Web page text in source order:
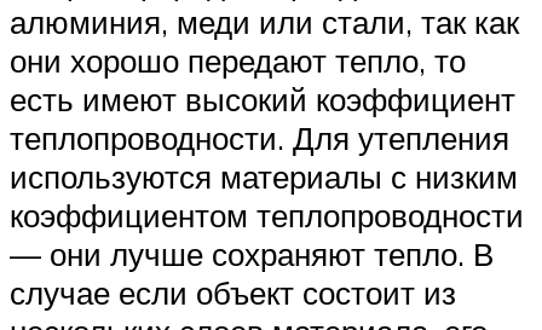
алюминия, меди или стали, так как
они хорошо передают тепло, то
есть имеют высокий коэффициент
теплопроводности. Для утепления
используются материалы с низким
коэффициентом теплопроводности
— они лучше сохраняют тепло. В
случае если объект состоит из